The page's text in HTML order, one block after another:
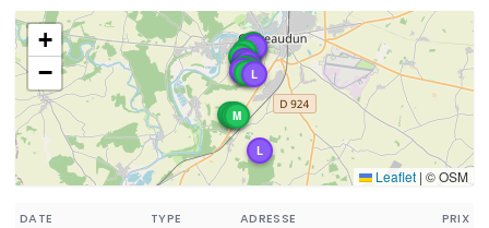
DATE TYPE ADRESSE
PRIX
M
M
M
M
M
L
ML
M
M
M
M
M
L
M
M
M
L
M
LM
L
M
M
L
+
−
Leaflet | © OSM